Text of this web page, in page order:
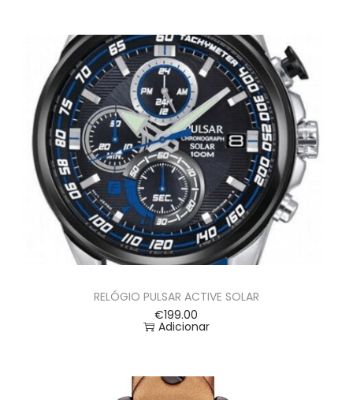
RELÓGIO PULSAR ACTIVE SOLAR
€199.00
Adicionar